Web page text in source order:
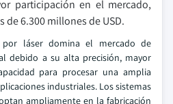
participación en el mercado,
6.300 millones de USD.
láser domina el mercado de
debido a su alta precisión, mayor
para procesar una amplia
industriales. Los sistemas
ampliamente en la fabricación